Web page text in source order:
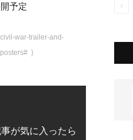
予定
war-trailer-and-
）
が気に入ったら